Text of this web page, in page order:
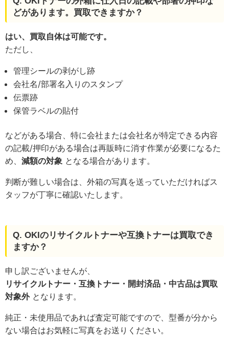
どがあります。買取できますか？
はい、買取自体は可能です。
ただし、
管理シールの剥がし跡
会社名/部署名入りのスタンプ
伝票跡
保管ラベルの貼付
などがある場合、特に会社または会社名が特定できる内容
の記載/押印がある場合は再販時に消す作業が必要になるた
め、 減額の対象 となる場合があります。
判断が難しい場合は、外箱の写真を送っていただければス
タッフが丁寧に確認いたします。
Q. OKIのリサイクルトナーや互換トナーは買取でき
ますか？
申し訳ございませんが、
リサイクルトナー・互換トナー・開封済品・中古品は買取
対象外となります。
純正・未使用品であれば査定可能ですので、型番が分から
ない場合はお気軽に写真をお送りください。